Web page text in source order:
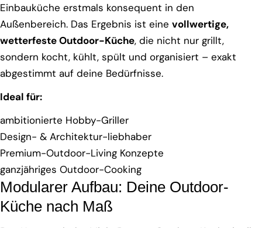
Einbauküche erstmals konsequent in den
Außenbereich. Das Ergebnis ist eine vollwertige,
wetterfeste Outdoor-Küche, die nicht nur grillt,
sondern kocht, kühlt, spült und organisiert – exakt
abgestimmt auf deine Bedürfnisse.
Ideal für:
ambitionierte Hobby-Griller
Design- & Architektur-liebhaber
Premium-Outdoor-Living Konzepte
ganzjähriges Outdoor-Cooking
Modularer Aufbau: Deine Outdoor-
Küche nach Maß